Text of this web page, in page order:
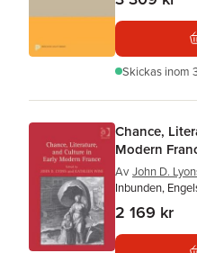
Skickas inom
Chance,
Modern
Av John D.
Inbunden,
2 169 kr